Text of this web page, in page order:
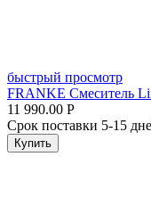
быстрый просмотр
FRANKE Смеситель
11 990.00 Р
Срок поставки 5-15
Купить